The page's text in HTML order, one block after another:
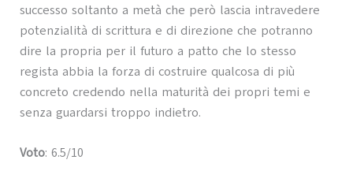
successo soltanto a metà che però lascia intravedere
potenzialità di scrittura e di direzione che potranno
dire la propria per il futuro a patto che lo stesso
regista abbia la forza di costruire qualcosa di più
concreto credendo nella maturità dei propri temi e
senza guardarsi troppo indietro.
Voto: 6.5/10